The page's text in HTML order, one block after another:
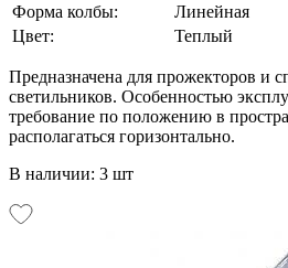
Форма колбы:
Линейная
Цвет:
Теплый
Предназначена для прожекторов и
светильников. Особенностью
требование по положению в
располагаться горизонтально.
В наличии: 3 шт